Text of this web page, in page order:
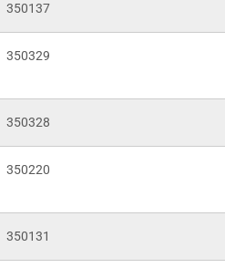
350137
350329
350328
350220
350131